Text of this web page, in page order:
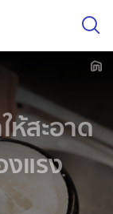
ห้สะอาด
แรง